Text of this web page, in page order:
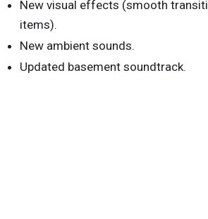
New visual effects (smooth
items).
New ambient sounds.
Updated basement soundtrack.